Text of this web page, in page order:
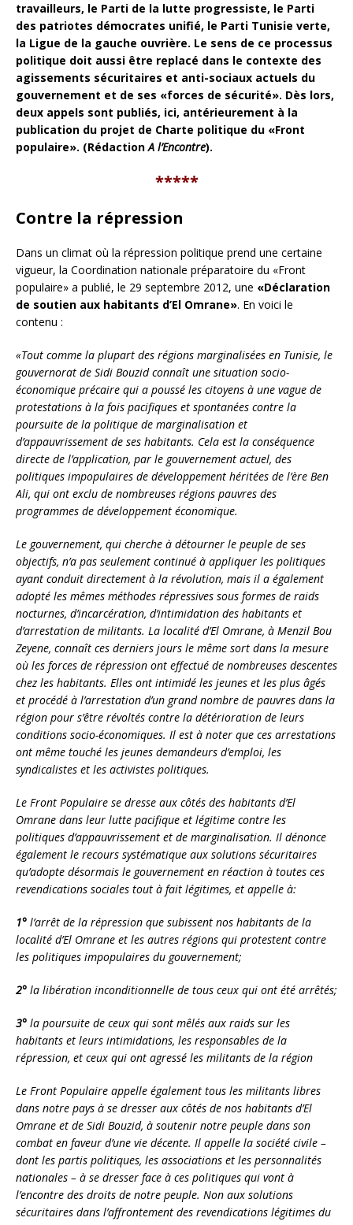
travailleurs, le Parti de la lutte progressiste, le Parti
des patriotes démocrates unifié, le Parti Tunisie verte,
la Ligue de la gauche ouvrière. Le sens de ce processus
politique doit aussi être replacé dans le contexte des
agissements sécuritaires et anti-sociaux actuels du
gouvernement et de ses «forces de sécurité». Dès lors,
deux appels sont publiés, ici, antérieurement à la
publication du projet de Charte politique du «Front
populaire». (RédactionA l’Encontre).
*****
Contre la répression
Dans un climat où la répression politique prend une certaine
vigueur, la Coordination nationale préparatoire du «Front
populaire» a publié, le 29 septembre 2012, une «Déclaration
de soutien aux habitants d’El Omrane». En voici le
contenu :
«Tout comme la plupart des régions marginalisées en Tunisie, le
gouvernorat de Sidi Bouzid connaît une situation socio-
économique précaire qui a poussé les citoyens à une vague de
protestations à la fois pacifiques et spontanées contre la
poursuite de la politique de marginalisation et
d’appauvrissement de ses habitants. Cela est la conséquence
directe de l’application, par le gouvernement actuel, des
politiques impopulaires de développement héritées de l’ère Ben
Ali, qui ont exclu de nombreuses régions pauvres des
programmes de développement économique.
Le gouvernement, qui cherche à détourner le peuple de ses
objectifs, n’a pas seulement continué à appliquer les politiques
ayant conduit directement à la révolution, mais il a également
adopté les mêmes méthodes répressives sous formes de raids
nocturnes, d’incarcération, d’intimidation des habitants et
d’arrestation de militants. La localité d’El Omrane, à Menzil Bou
Zeyene, connaît ces derniers jours le même sort dans la mesure
où les forces de répression ont effectué de nombreuses descentes
chez les habitants. Elles ont intimidé les jeunes et les plus âgés
et procédé à l’arrestation d’un grand nombre de pauvres dans la
région pour s’être révoltés contre la détérioration de leurs
conditions socio-économiques. Il est à noter que ces arrestations
ont même touché les jeunes demandeurs d’emploi, les
syndicalistes et les activistes politiques.
Le Front Populaire se dresse aux côtés des habitants d’El
Omrane dans leur lutte pacifique et légitime contre les
politiques d’appauvrissement et de marginalisation. Il dénonce
également le recours systématique aux solutions sécuritaires
qu’adopte désormais le gouvernement en réaction à toutes ces
revendications sociales tout à fait légitimes, et appelle à:
1° l’arrêt de la répression que subissent nos habitants de la
localité d’El Omrane et les autres régions qui protestent contre
les politiques impopulaires du gouvernement;
2° la libération inconditionnelle de tous ceux qui ont été arrêtés;
3° la poursuite de ceux qui sont mêlés aux raids sur les
habitants et leurs intimidations, les responsables de la
répression, et ceux qui ont agressé les militants de la région
Le Front Populaire appelle également tous les militants libres
dans notre pays à se dresser aux côtés de nos habitants d’El
Omrane et de Sidi Bouzid, à soutenir notre peuple dans son
combat en faveur d’une vie décente. Il appelle la société civile –
dont les partis politiques, les associations et les personnalités
nationales – à se dresser face à ces politiques qui vont à
l’encontre des droits de notre peuple. Non aux solutions
sécuritaires dans l’affrontement des revendications légitimes du